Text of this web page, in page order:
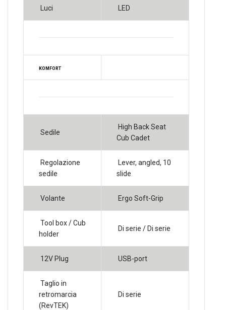
Luci LED
KOMFORT
Sedile
High Back Seat
Cub Cadet
Regolazione
sedile
Lever, angled, 10
slide
Volante Ergo Soft-Grip
Tool box / Cub
holder
Di serie / Di serie
12V Plug USB-port
Taglio in
retromarcia
(RevTEK)
Di serie